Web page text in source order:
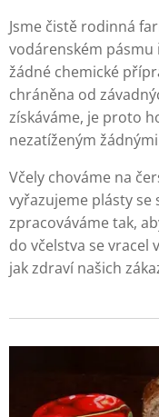
Jsme čistě rodinná
vodárenském pásmu
žádné chemické
chráněna od
získáváme, je proto
nezatíženým
Včely chováme na
vyřazujeme plásty
zpracováváme tak,
do včelstva se
jak zdraví našich